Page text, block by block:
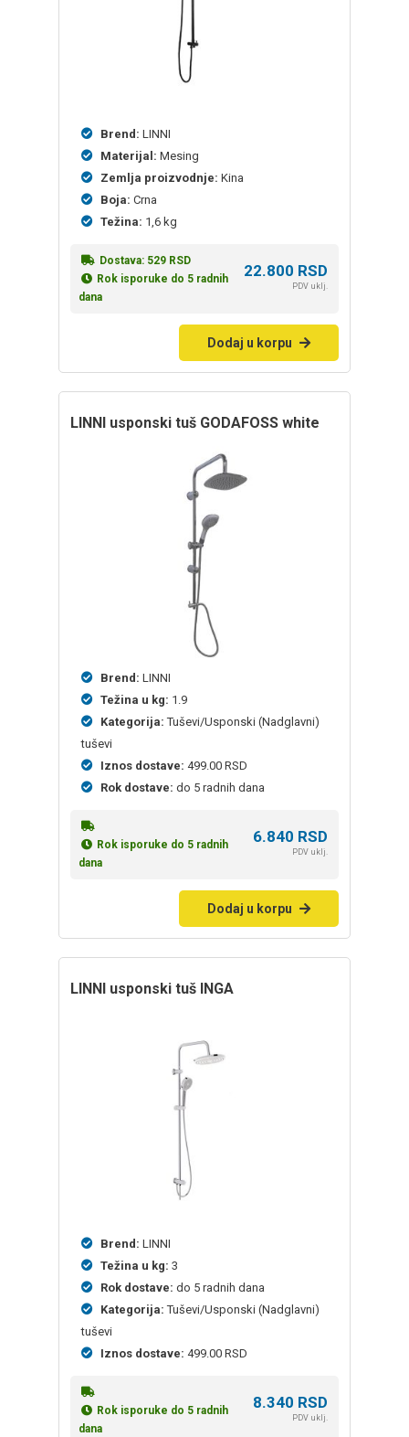
Brend: LINNI
Materijal: Mesing
Zemlja proizvodnje: Kina
Boja: Crna
Težina: 1,6 kg
Dostava: 529 RSD
Rok isporuke do 5 radnih
dana
22.800 RSD
PDV uklj.
Dodaj u korpu
LINNI usponski tuš GODAFOSS white
Brend: LINNI
Težina u kg: 1.9
Kategorija: Tuševi/Usponski (Nadglavni)
tuševi
Iznos dostave: 499.00 RSD
Rok dostave: do 5 radnih dana
Rok isporuke do 5 radnih
dana
6.840 RSD
PDV uklj.
Dodaj u korpu
LINNI usponski tuš INGA
Brend: LINNI
Težina u kg: 3
Rok dostave: do 5 radnih dana
Kategorija: Tuševi/Usponski (Nadglavni)
tuševi
Iznos dostave: 499.00 RSD
Rok isporuke do 5 radnih
dana
8.340 RSD
PDV uklj.